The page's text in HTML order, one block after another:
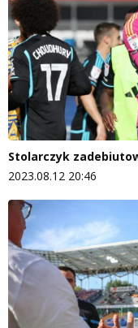
Stolarczyk
2023.08.12 20:46